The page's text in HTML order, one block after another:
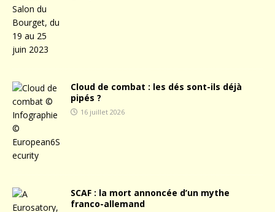
Cloud de combat : les dés sont-ils déjà
pipés ?
16 juillet 2026
SCAF : la mort annoncée d’un mythe
franco-allemand